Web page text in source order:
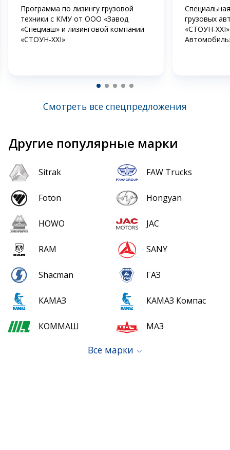
Программа по лизингу грузовой
техники с КМУ от ООО «Завод
«Спецмаш» и лизинговой компании
«СТОУН-XXI»
грузовых
«СТОУН-
Смотреть все спецпредложения
Другие популярные марки
Sitrak FAW Trucks
Foton Hongyan
HOWO JAC
RAM SANY
Shacman ГАЗ
КАМАЗ КАМАЗ Компас
КОММАШ МАЗ
Все марки